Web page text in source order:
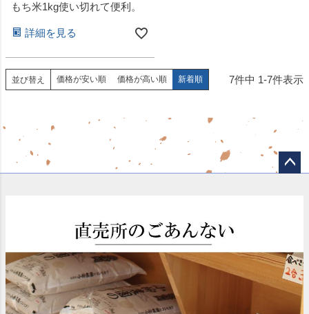
もち米1kg使い切れて便利。
詳細を見る
並び替え 価格が安い順 価格が高い順 新着順 7件中 1-7件表示